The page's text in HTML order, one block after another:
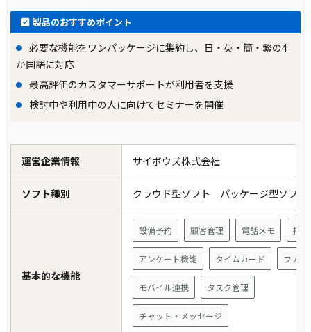
製品のおすすめポイント
必要な機能をワンパッケージに集約し、日・英・簡・繁の4
か国語に対応
最高評価のカスタマーサポートが利用者を支援
検討中や利用中の人に向けてセミナーを開催
運営企業情報 サイボウズ株式会社
ソフト種別 クラウド型ソフト パッケージ型ソフ
基本的な機能
設備予約 顧客管理 電話メモ 掲
アンケート機能 タイムカード ファイ
モバイル連携 タスク管理
チャット・メッセージ